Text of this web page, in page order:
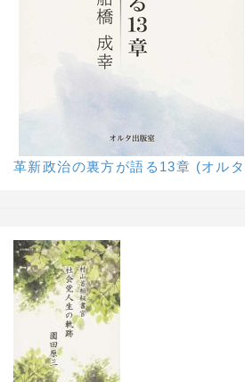
革新政治の裏方が語る13章 (オル